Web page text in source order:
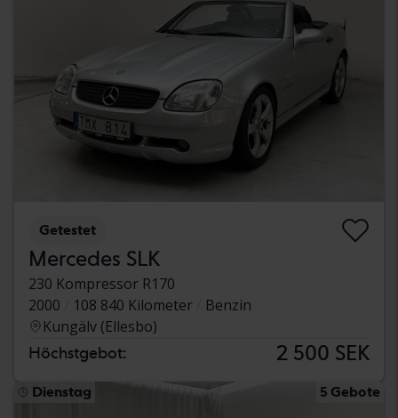
Getestet
Mercedes SLK
230 Kompressor R170
2000
108 840 Kilometer
Benzin
Kungälv (Ellesbo)
Höchstgebot: 2 500 SEK
Dienstag 5 Gebote